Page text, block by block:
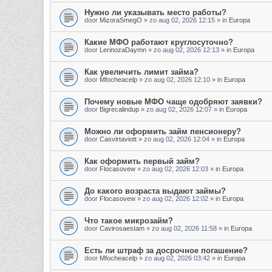
Нужно ли указывать место работы?
door MizoraSmegO » zo aug 02, 2026 12:15 » in Europa
Какие МФО работают круглосуточно?
door LerinozaDaymn » zo aug 02, 2026 12:13 » in Europa
Как увеличить лимит займа?
door Mfocheacelp » zo aug 02, 2026 12:10 » in Europa
Почему новые МФО чаще одобряют заявки?
door Bigrecalindup » zo aug 02, 2026 12:07 » in Europa
Можно ли оформить займ пенсионеру?
door Casvirtaviott » zo aug 02, 2026 12:04 » in Europa
Как оформить первый займ?
door Flocasovew » zo aug 02, 2026 12:03 » in Europa
До какого возраста выдают займы?
door Flocasovew » zo aug 02, 2026 12:02 » in Europa
Что такое микрозайм?
door Cavirosaestam » zo aug 02, 2026 11:58 » in Europa
Есть ли штраф за досрочное погашение?
door Mfocheacelp » zo aug 02, 2026 03:42 » in Europa